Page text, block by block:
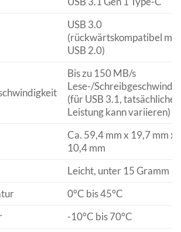
USB 3.0
(rückwärtskompatibel mit
USB 2.0)
Bis zu 150 MB/s
Lese-/
(für USB 3.1, tatsächliche
Leistung kann variieren)
Ca. 59,4 mm x 19,7 mm x
10,4 mm
Leicht, unter 15 Gramm
0°C bis 45°C
-10°C bis 70°C